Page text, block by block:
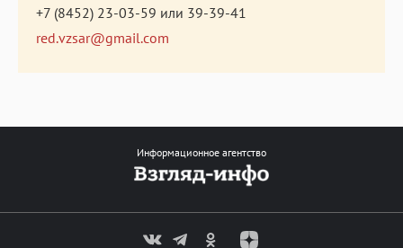
+7 (8452) 23-03-59 или 39-39-41
red.vzsar@gmail.com
Информационное агентство